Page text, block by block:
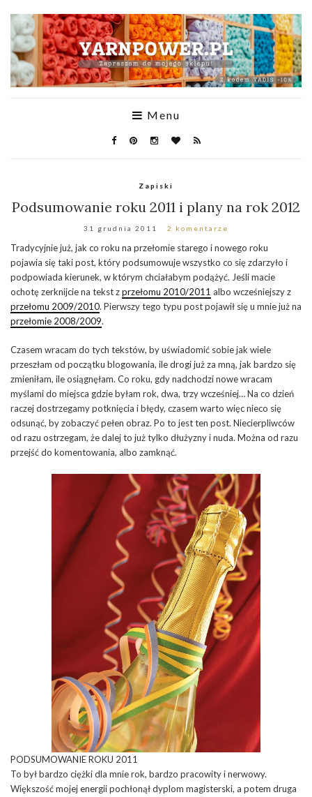
Menu
Zapiski
Podsumowanie roku 2011 i plany na rok 2012
31 grudnia 2011 2 komentarze
Tradycyjnie już, jak co roku na przełomie starego i nowego roku
pojawia się taki post, który podsumowuje wszystko co się zdarzyło i
podpowiada kierunek, w którym chciałabym podążyć. Jeśli macie
ochotę zerknijcie na tekst zprzełomu 2010/2011 albo wcześniejszy z
przełomu 2009/2010. Pierwszy tego typu post pojawił się u mnie już na
przełomie 2008/2009.
Czasem wracam do tych tekstów, by uświadomić sobie jak wiele
przeszłam od początku blogowania, ile drogi już za mną, jak bardzo się
zmieniłam, ile osiągnęłam. Co roku, gdy nadchodzi nowe wracam
myślami do miejsca gdzie byłam rok, dwa, trzy wcześniej… Na co dzień
raczej dostrzegamy potknięcia i błędy, czasem warto więc nieco się
odsunąć, by zobaczyć pełen obraz. Po to jest ten post. Niecierpliwców
od razu ostrzegam, że dalej to już tylko dłużyzny i nuda. Można od razu
przejść do komentowania, albo zamknąć.
PODSUMOWANIE ROKU 2011
To był bardzo ciężki dla mnie rok, bardzo pracowity i nerwowy.
Większość mojej energii pochłonął dyplom magisterski, a potem druga